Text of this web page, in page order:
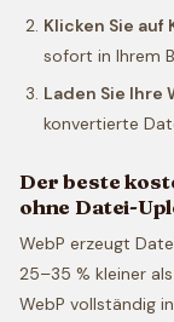
Klicken Sie
sofort in Ihrem
Laden Sie
konvertierte
Der beste
ohne Datei-
WebP erzeugt
25–35 % kleiner
WebP vollständig